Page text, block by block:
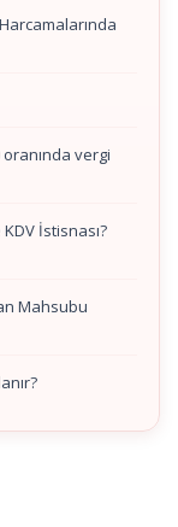
vergi
İstisnası?
Mahsubu